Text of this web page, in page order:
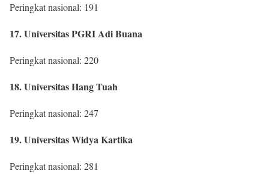
Peringkat nasional: 191
17. Universitas PGRI Adi Buana
Peringkat nasional: 220
18. Universitas Hang Tuah
Peringkat nasional: 247
19. Universitas Widya Kartika
Peringkat nasional: 281